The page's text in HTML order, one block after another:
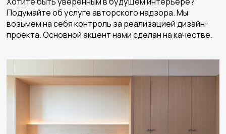
Подумайте об услуге авторского надзора. Мы
возьмем на себя контроль за реализацией дизайн-
проекта. Основной акцент нами сделан на качестве.